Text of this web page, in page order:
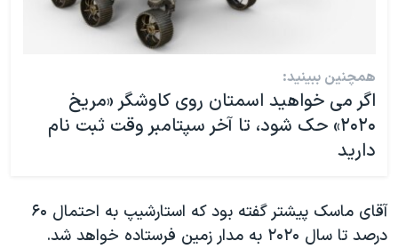
همچنین ببینید:
اگر می خواهید اسمتان روی کاوشگر «مریخ‌
۲۰۲۰» حک شود، تا آخر سپتامبر وقت ثبت نام
دارید
آقای ماسک پیشتر گفته بود که استارشیپ به احتمال ۶۰
درصد تا سال ۲۰۲۰ به مدار زمین فرستاده خواهد شد.